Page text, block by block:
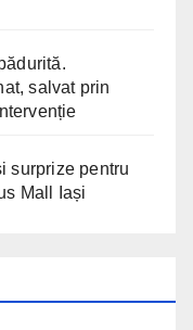
salvat prin
surprize pentru
Mall Iași